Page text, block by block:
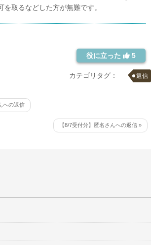
を取るなどした方が無難です。
役に立った
5
カテゴリタグ： 返信
への返信
【8/7受付分】匿名さんへの返信 »